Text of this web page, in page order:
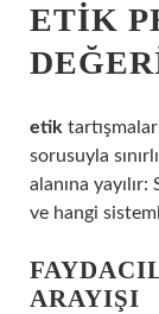
ETIK
etik
sorusuyla
alanına yayılır:
ve hangi
ARAYIŞI